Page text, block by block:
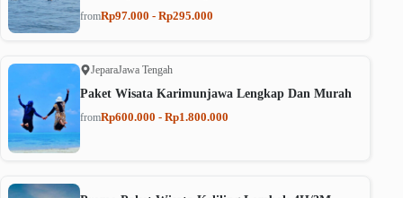
fromRp97.000 - Rp295.000
JeparaJawa Tengah
Paket Wisata Karimunjawa Lengkap Dan Murah
fromRp600.000 - Rp1.800.000